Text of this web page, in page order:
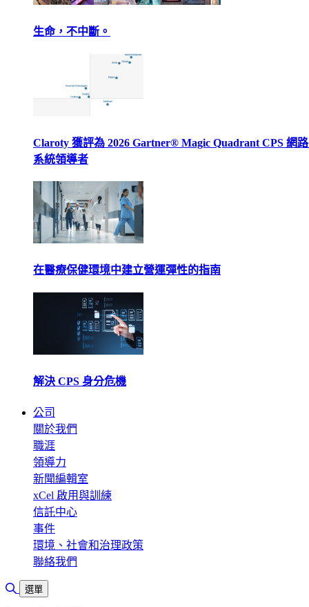
生命，不中斷。
Claroty 獲評為 2026 Gartner® Magic Quadrant CPS 網
系統領導者
在醫療保健環境中建立營運彈性的指南
解決 CPS 身分危機
公司
關於我們
職涯
領導力
新聞編輯室
xCel 啟用與訓練
信託中心
事件
環境、社會和治理政策
聯絡我們
Toggle Search
選單